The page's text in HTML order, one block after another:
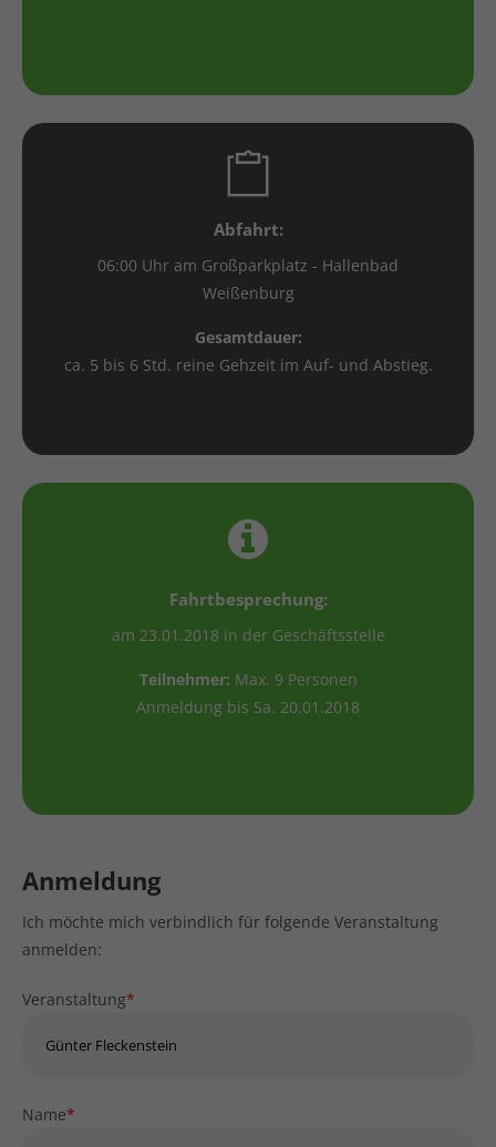
Abfahrt:
06:00 Uhr am Großparkplatz - Hallenbad
Weißenburg
Gesamtdauer:
ca. 5 bis 6 Std. reine Gehzeit im Auf- und Abstieg.
Fahrtbesprechung:
am 23.01.2018 in der Geschäftsstelle
Teilnehmer: Max. 9 Personen
Anmeldung bis Sa. 20.01.2018
Anmeldung
Ich möchte mich verbindlich für folgende Veranstaltung
anmelden:
Veranstaltung*
Name*